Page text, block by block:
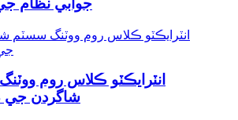
جوابي نظام
انٽرايڪٽو ڪلاس روم
شاگردن جي